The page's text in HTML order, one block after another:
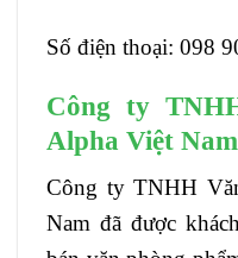
Số điện thoại: 098
Công ty
Alpha Việt Nam
Công ty TNHH
Nam đã được